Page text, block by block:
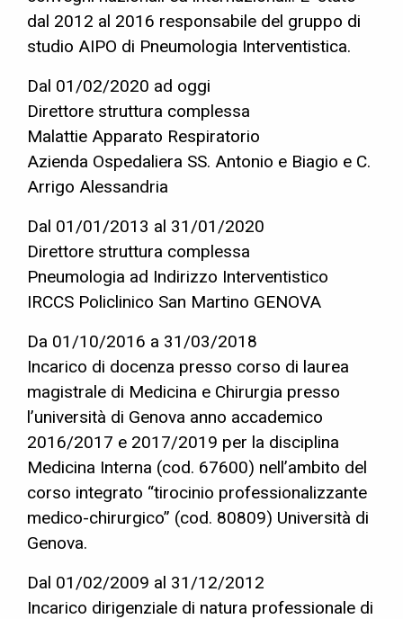
dal 2012 al 2016 responsabile del gruppo di
studio AIPO di Pneumologia Interventistica.
Dal 01/02/2020 ad oggi
Direttore struttura complessa
Malattie Apparato Respiratorio
Azienda Ospedaliera SS. Antonio e Biagio e C.
Arrigo Alessandria
Dal 01/01/2013 al 31/01/2020
Direttore struttura complessa
Pneumologia ad Indirizzo Interventistico
IRCCS Policlinico San Martino GENOVA
Da 01/10/2016 a 31/03/2018
Incarico di docenza presso corso di laurea
magistrale di Medicina e Chirurgia presso
l’università di Genova anno accademico
2016/2017 e 2017/2019 per la disciplina
Medicina Interna (cod. 67600) nell’ambito del
corso integrato “tirocinio professionalizzante
medico-chirurgico” (cod. 80809) Università di
Genova.
Dal 01/02/2009 al 31/12/2012
Incarico dirigenziale di natura professionale di